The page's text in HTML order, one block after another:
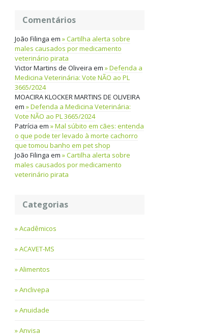
Comentários
João Filinga em
Cartilha alerta sobre
males causados por medicamento
veterinário pirata
Victor Martins de Oliveira em
Defenda a
Medicina Veterinária: Vote NÃO ao PL
3665/2024
MOACIRA KLOCKER MARTINS DE OLIVEIRA
em
Defenda a Medicina Veterinária:
Vote NÃO ao PL 3665/2024
Patrícia em
Mal súbito em cães: entenda
o que pode ter levado à morte cachorro
que tomou banho em pet shop
João Filinga em
Cartilha alerta sobre
males causados por medicamento
veterinário pirata
Categorias
Acadêmicos
ACAVET-MS
Alimentos
Anclivepa
Anuidade
Anvisa